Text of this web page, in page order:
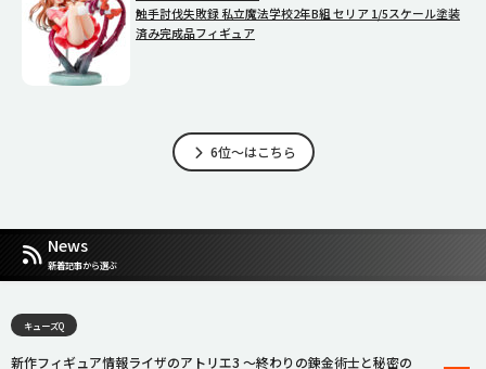
触手討伐失敗録 私立魔法学校2年B組 セリア 1/5スケール塗装
済み完成品フィギュア
6位～はこちら
News
新着記事から選ぶ
キューズQ
新作フィギュア情報ライザのアトリエ3 〜終わりの錬金術士と秘密の